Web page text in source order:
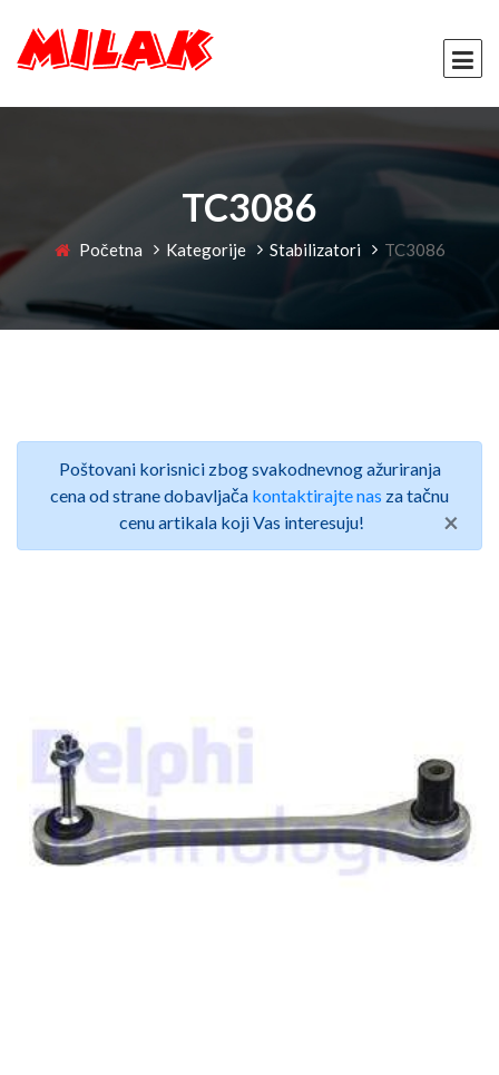
TC3086
Početna Kategorije Stabilizatori TC3086
Poštovani korisnici zbog svakodnevnog ažuriranja
cena od strane dobavljača kontaktirajte nas za tačnu
cenu artikala koji Vas interesuju!
×